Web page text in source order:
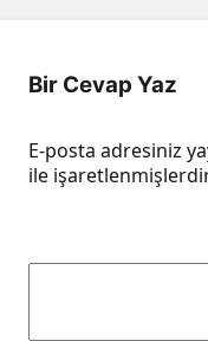
Bir Cevap Yaz
E-posta adresiniz
ile